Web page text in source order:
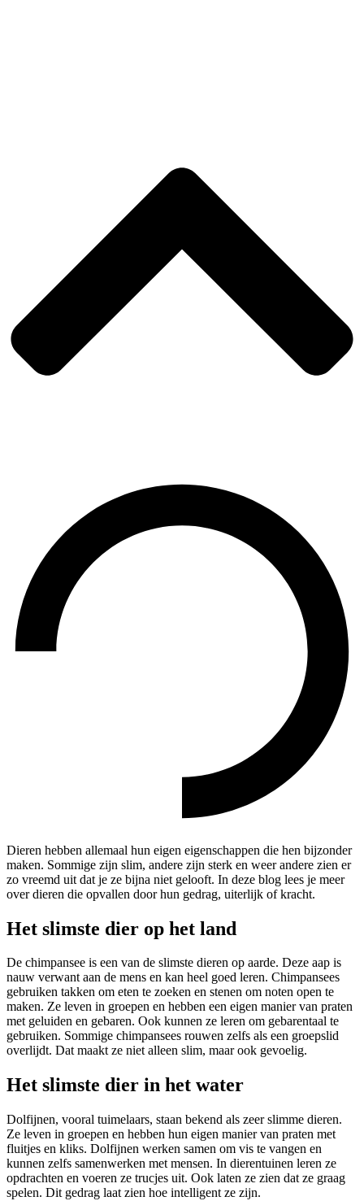
Dieren hebben allemaal hun eigen eigenschappen die hen bijzonder
maken. Sommige zijn slim, andere zijn sterk en weer andere zien er
zo vreemd uit dat je ze bijna niet gelooft. In deze blog lees je meer
over dieren die opvallen door hun gedrag, uiterlijk of kracht.
Het slimste dier op het land
De chimpansee is een van de slimste dieren op aarde. Deze aap is
nauw verwant aan de mens en kan heel goed leren. Chimpansees
gebruiken takken om eten te zoeken en stenen om noten open te
maken. Ze leven in groepen en hebben een eigen manier van praten
met geluiden en gebaren. Ook kunnen ze leren om gebarentaal te
gebruiken. Sommige chimpansees rouwen zelfs als een groepslid
overlijdt. Dat maakt ze niet alleen slim, maar ook gevoelig.
Het slimste dier in het water
Dolfijnen, vooral tuimelaars, staan bekend als zeer slimme dieren.
Ze leven in groepen en hebben hun eigen manier van praten met
fluitjes en kliks. Dolfijnen werken samen om vis te vangen en
kunnen zelfs samenwerken met mensen. In dierentuinen leren ze
opdrachten en voeren ze trucjes uit. Ook laten ze zien dat ze graag
spelen. Dit gedrag laat zien hoe intelligent ze zijn.